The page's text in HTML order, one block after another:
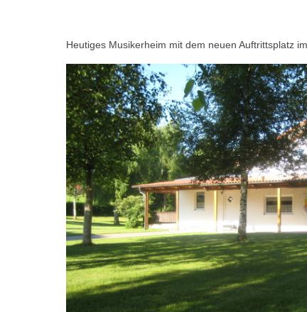
Heutiges Musikerheim mit dem neuen Auftrittsplatz